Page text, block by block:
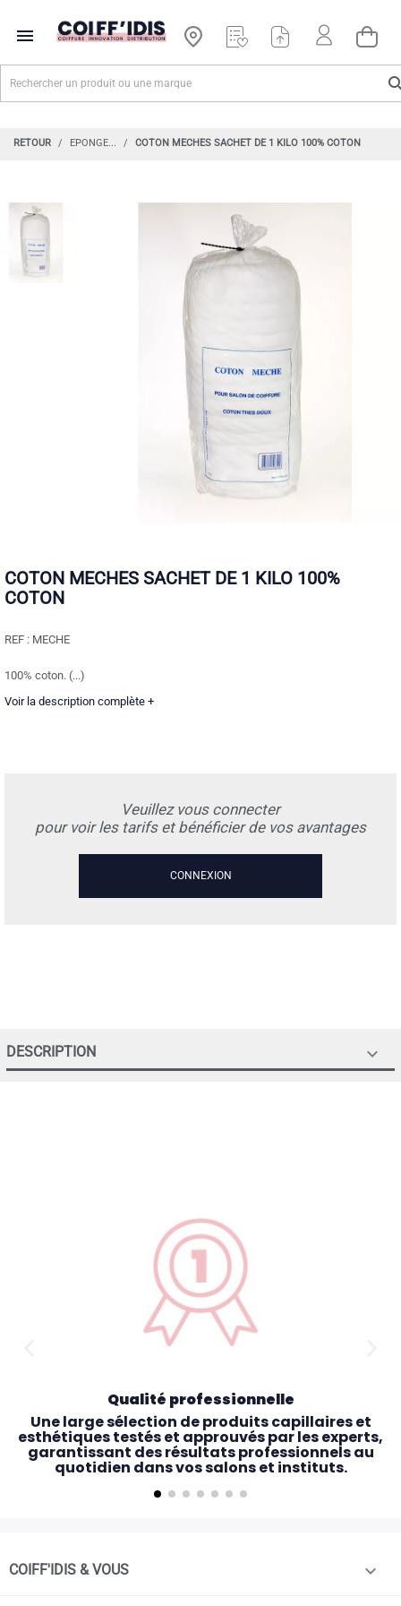

RETOUR EPONGE... COTON MECHES SACHET DE 1 KILO 100% COTON
COTON MECHES SACHET DE 1 KILO 100%
COTON
REF : MECHE
100% coton. (...)
Voir la description complète +
Veuillez vous connecter
pour voir les tarifs et bénéficier de vos avantages
CONNEXION
DESCRIPTION 
Qualité professionnelle
Une large sélection de produits capillaires et
esthétiques testés et approuvés par les experts,
garantissant des résultats professionnels au
quotidien dans vos salons et instituts.
COIFF'IDIS & VOUS 